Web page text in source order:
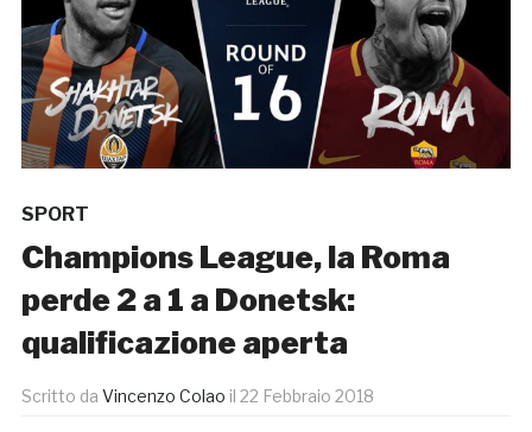
SPORT
Champions League, la Roma
perde 2 a 1 a Donetsk:
qualificazione aperta
Scritto da Vincenzo Colao il 22 Febbraio 2018